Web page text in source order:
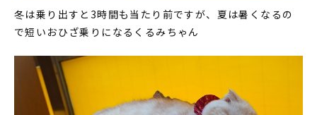
冬は乗り出すと3時間も当たり前ですが、夏は暑くなるの
で短いおひざ乗りになるくるみちゃん